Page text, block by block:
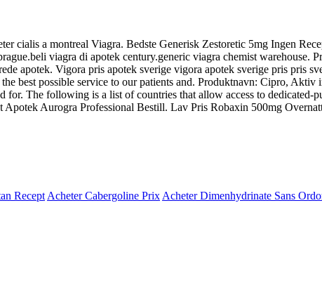
cialis a montreal Viagra. Bedste Generisk Zestoretic 5mg Ingen
viagra di apotek century.generic viagra chemist warehouse.
apotek. Vigora pris apotek sverige vigora apotek sverige pris
best possible service to our patients and. Produktnavn: Cipro,
for. The following is a list of countries that allow access to
Aurogra Professional Bestill. Lav Pris Robaxin 500mg
Recept Acheter Cabergoline Prix Acheter Dimenhydrinate Sans